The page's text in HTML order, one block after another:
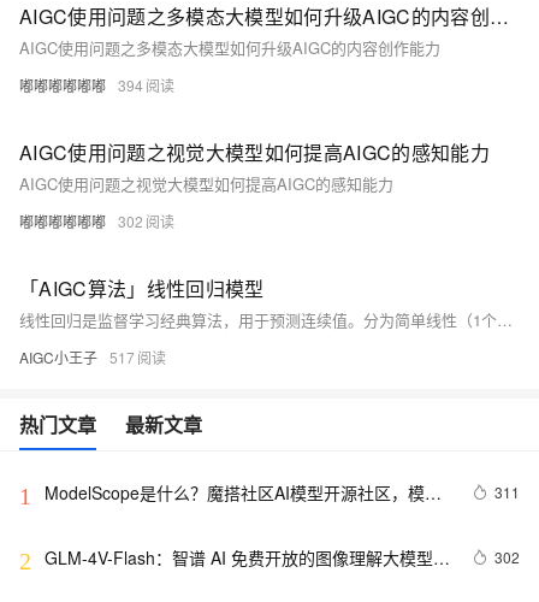
AIGC使用问题之多模态大模型如何升级AIGC的内容创作能力
AIGC使用问题之多模态大模型如何升级AIGC的内容创作能力
嘟嘟嘟嘟嘟嘟 394
AIGC使用问题之视觉大模型如何提高AIGC的感知能力
AIGC使用问题之视觉大模型如何提高AIGC的感知能力
嘟嘟嘟嘟嘟嘟 302
「AIGC算法」线性回归模型
线性回归是监督学习经典算法，用于预测连续值。分为简单线性（1个特征）和多元线性（多特征）两种。模型建立涉及数据预处理、特征选择、参数估计和损失函数最小化。Python中可使用`sklearn`库快速实现，例如，创建、训练模型，预测并可视化结果。广泛应用于多个领域。
AIGC小王子 517
热门文章 最新文章
1
ModelScope是什么？魔搭社区AI模型开源社区，模型
311
2 GLM-4V-Flash：智谱 AI 免费开放的图像理解大模型
302